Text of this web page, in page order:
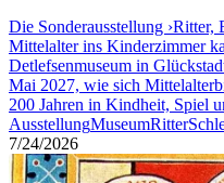
Die Sonderausstellung ›Ritter,
Mittelalter ins Kinderzimmer
Detlefsenmuseum in
Mai 2027, wie sich
200 Jahren in Kindheit, Spiel
AusstellungMuseumRitter
7/24/2026